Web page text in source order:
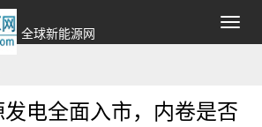
切
换
全球新能源网
电全面入市，内卷是否